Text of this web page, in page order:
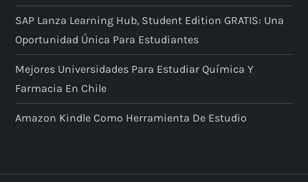
SAP Lanza Learning Hub, Student Edition GRATIS: Una
Oportunidad Única Para Estudiantes
Mejores Universidades Para Estudiar Química Y
Farmacia En Chile
Amazon Kindle Como Herramienta De Estudio